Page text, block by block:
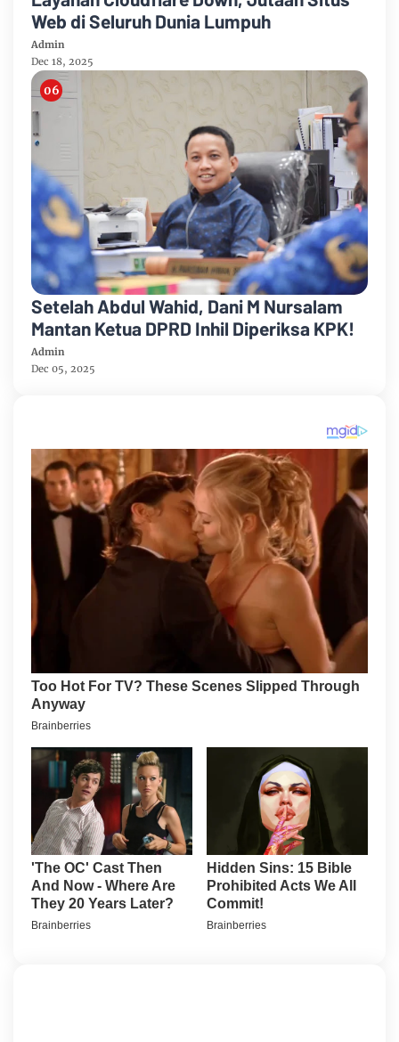
Web di Seluruh Dunia Lumpuh
Admin
Dec 18, 2025
Setelah Abdul Wahid, Dani M Nursalam
Mantan Ketua DPRD Inhil Diperiksa KPK!
Admin
Dec 05, 2025